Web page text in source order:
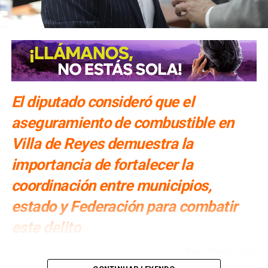
El diputado consideró que el
aseguramiento de combustible en
Villa de Reyes demuestra la
importancia de fortalecer la
coordinación entre municipios,
estado y Federación para combatir
este delito